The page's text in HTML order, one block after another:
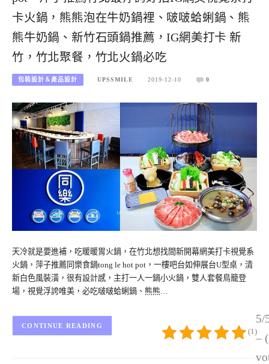
卡火鍋，熊熊泡在牛奶鍋裡、啵啵蛤蜊鍋、熊
熊牛奶鍋、新竹石頭鍋推薦，IG網美打卡 新
竹，竹北聚餐，竹北火鍋必吃
包裝設計＆產品設計 UPSSMILE 2019-12-10 0
天冷就是要進補，吃暖暖胃火鍋，在竹北想找間新開幕網美打卡視覺系
火鍋，萍子推薦同樂食鍋tong le hot pot，一樓吧台如伸展台U型桌，清
新白色風裝潢，很有設計感，主打一人一鍋小火鍋，雙人套餐鳥籠登
場，視覺浮誇唯美，必吃啵啵蛤蜊鍋、熊熊…
5/
–
(1)
CONTINUE READING